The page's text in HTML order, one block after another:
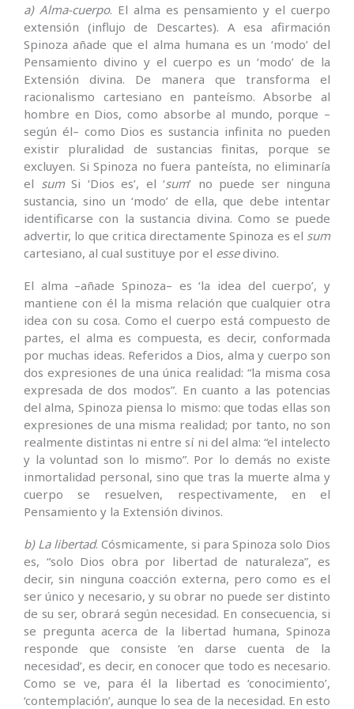
a) Alma-cuerpo. El alma es pensamiento y el cuerpo
extensión (influjo de Descartes). A esa afirmación
Spinoza añade que el alma humana es un ‘modo’ del
Pensamiento divino y el cuerpo es un ‘modo’ de la
Extensión divina. De manera que transforma el
racionalismo cartesiano en panteísmo. Absorbe al
hombre en Dios, como absorbe al mundo, porque –
según él– como Dios es sustancia infinita no pueden
existir pluralidad de sustancias finitas, porque se
excluyen. Si Spinoza no fuera panteísta, no eliminaría
el sumSi ‘Dios es’, el ‘sum’ no puede ser ninguna
sustancia, sino un ‘modo’ de ella, que debe intentar
identificarse con la sustancia divina. Como se puede
advertir, lo que critica directamente Spinoza es el sum
cartesiano, al cual sustituye por el essedivino.
El alma –añade Spinoza– es ‘la idea del cuerpo’, y
mantiene con él la misma relación que cualquier otra
idea con su cosa. Como el cuerpo está compuesto de
partes, el alma es compuesta, es decir, conformada
por muchas ideas. Referidos a Dios, alma y cuerpo son
dos expresiones de una única realidad: “la misma cosa
expresada de dos modos”. En cuanto a las potencias
del alma, Spinoza piensa lo mismo: que todas ellas son
expresiones de una misma realidad; por tanto, no son
realmente distintas ni entre sí ni del alma: “el intelecto
y la voluntad son lo mismo”. Por lo demás no existe
inmortalidad personal, sino que tras la muerte alma y
cuerpo se resuelven, respectivamente, en el
Pensamiento y la Extensión divinos.
b) La libertad. Cósmicamente, si para Spinoza solo Dios
es, “solo Dios obra por libertad de naturaleza”, es
decir, sin ninguna coacción externa, pero como es el
ser único y necesario, y su obrar no puede ser distinto
de su ser, obrará según necesidad. En consecuencia, si
se pregunta acerca de la libertad humana, Spinoza
responde que consiste ‘en darse cuenta de la
necesidad’, es decir, en conocer que todo es necesario.
Como se ve, para él la libertad es ‘conocimiento’,
‘contemplación’, aunque lo sea de la necesidad. En esto